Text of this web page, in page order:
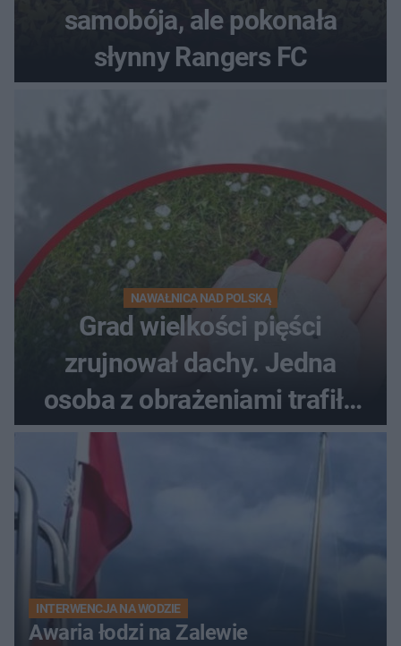
samobója, ale pokonała
słynny Rangers FC
NAWAŁNICA NAD POLSKĄ
Grad wielkości pięści
zrujnował dachy. Jedna
osoba z obrażeniami trafiła
do szpitala
INTERWENCJA NA WODZIE
Awaria łodzi na Zalewie